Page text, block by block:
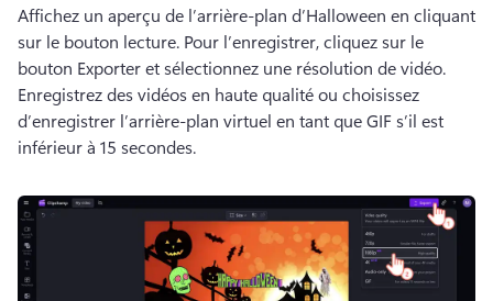
Affichez un aperçu de l’arrière-plan d’Halloween en cliquant
sur le bouton lecture. Pour l’enregistrer, cliquez sur le
Enregistrez des vidéos en haute qualité ou choisissez
d’enregistrer l’arrière-plan virtuel en tant que GIF s’il est
inférieur à 15 secondes.